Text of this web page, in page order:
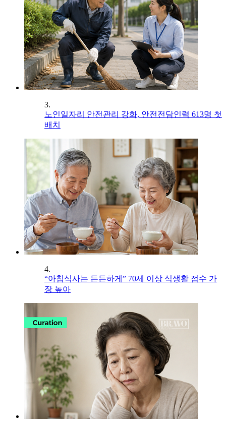
3.
노인일자리 안전관리 강화, 안전전담인력 613명 첫
배치
4.
“아침식사는 든든하게” 70세 이상 식생활 점수 가
장 높아